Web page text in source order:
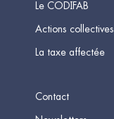
Le CODIFAB
Actions collectives
La taxe affectée
Contact